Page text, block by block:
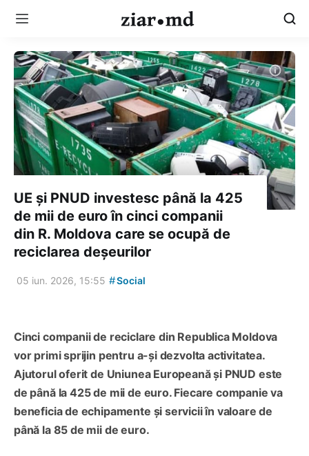
UE și PNUD investesc până la 425
de mii de euro în cinci companii
din R. Moldova care se ocupă de
reciclarea deșeurilor
05 iun. 2026, 15:55 #Social
Cinci companii de reciclare din Republica Moldova
vor primi sprijin pentru a-și dezvolta activitatea.
Ajutorul oferit de Uniunea Europeană și PNUD este
de până la 425 de mii de euro. Fiecare companie va
beneficia de echipamente și servicii în valoare de
până la 85 de mii de euro.